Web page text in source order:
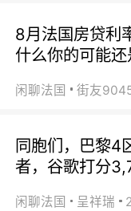
8月法国房贷利
什么你的可能
闲聊法国
同胞们，巴黎4
者，谷歌打分
闲聊法国 呈祥瑞